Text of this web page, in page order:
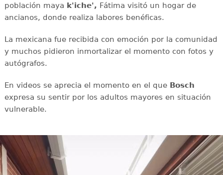
población maya k'iche', Fátima visitó un hogar de
ancianos, donde realiza labores benéficas.
La mexicana fue recibida con emoción por la comunidad
y muchos pidieron inmortalizar el momento con fotos y
autógrafos.
En videos se aprecia el momento en el queBosch
expresa su sentir por los adultos mayores en situación
vulnerable.